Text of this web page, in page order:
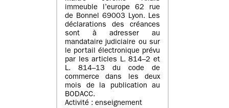
immeuble l’europe 62 rue
de Bonnel 69003 Lyon. Les
déclarations des créances
sont à adresser au
mandataire judiciaire ou sur
le portail électronique prévu
par les articles L. 814–2 et
L. 814–13 du code de
commerce dans les deux
mois de la publication au
BODACC.
Activité : enseignement